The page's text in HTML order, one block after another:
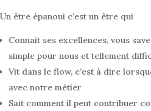
Un être épanoui c’est un être qui
Connait ses excellences, vous
simple pour nous et tellement
Vit dans le flow, c’est à dire
avec notre métier
Sait comment il peut contribuer